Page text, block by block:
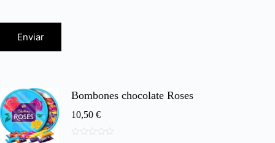
Enviar
Bombones chocolate Roses
10,50 €